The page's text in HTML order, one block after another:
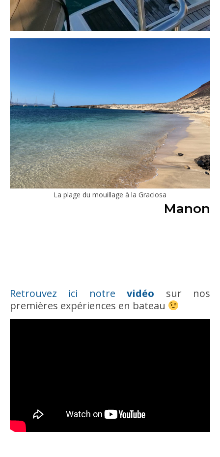
La plage du mouillage à la Graciosa
Manon
Retrouvez ici notrevidéo
sur nos
premières expériences en bateau